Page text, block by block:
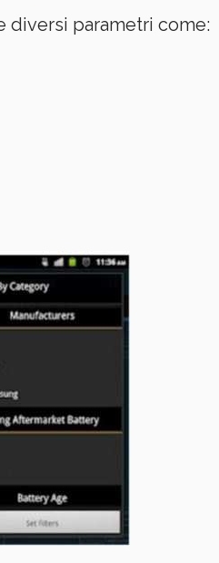
diversi parametri come: